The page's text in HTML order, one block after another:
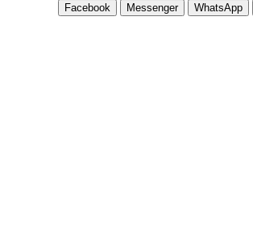
Facebook Messenger WhatsApp